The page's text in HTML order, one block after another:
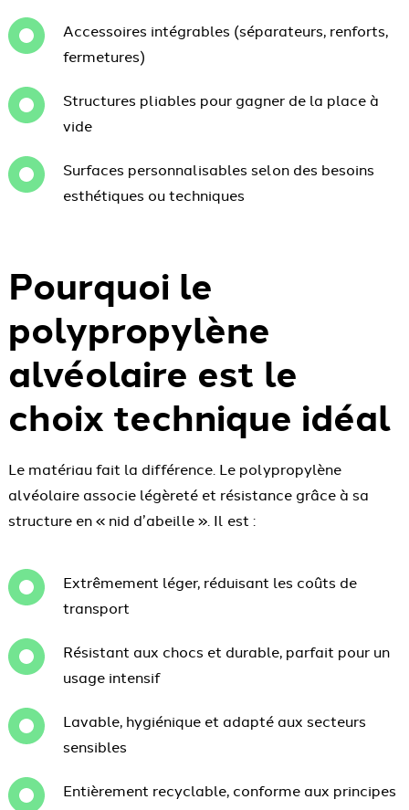
Accessoires intégrables (séparateurs, renforts,
fermetures)
Structures pliables pour gagner de la place à
vide
Surfaces personnalisables selon des besoins
esthétiques ou techniques
Pourquoi le
polypropylène
alvéolaire est le
choix technique idéal
Le matériau fait la différence. Le polypropylène
alvéolaire associe légèreté et résistance grâce à sa
structure en « nid d’abeille ». Il est :
Extrêmement léger, réduisant les coûts de
transport
Résistant aux chocs et durable, parfait pour un
usage intensif
Lavable, hygiénique et adapté aux secteurs
sensibles
Entièrement recyclable, conforme aux principes